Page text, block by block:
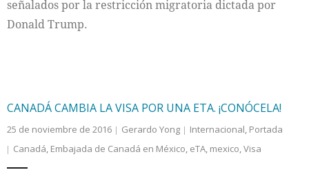
señalados por la restricción migratoria dictada por
Donald Trump.
CANADÁ CAMBIA LA VISA POR UNA ETA. ¡CONÓCELA!
25 de noviembre de 2016 Gerardo Yong Internacional, Portada
Canadá, Embajada de Canadá en México, eTA, mexico,Visa